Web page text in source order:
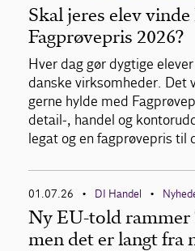
Skal jeres elev vinde
Fagprøvepris 2026?
Hver dag gør dygtige
danske virksomheder. Det
gerne hylde med
detail-, handel og
legat og en fagprøvepris til
01.07.26 • DI Handel •
Ny EU-told rammer
men det er langt fra